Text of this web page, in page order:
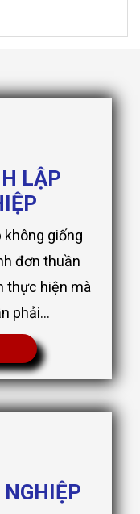
LẬP
giống
đơn thuần
thực hiện mà
phải...